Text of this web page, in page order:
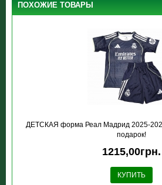
ПОХОЖИЕ ТОВАРЫ
ДЕТСКАЯ форма Реал Мадрид 2025-
подарок!
1215,00грн.
КУПИТЬ